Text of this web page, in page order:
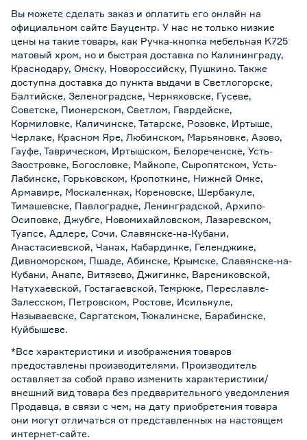
Вы можете сделать заказ и оплатить его онлайн на
официальном сайте Бауцентр. У нас не только низкие
цены на такие товары, как Ручка-кнопка мебельная K725
матовый хром, но и быстрая доставка по Калининграду,
Краснодару, Омску, Новороссийску, Пушкино. Также
доступна доставка до пункта выдачи в Светлогорске,
Балтийске, Зеленоградске, Черняховске, Гусеве,
Советске, Пионерском, Светлом, Гвардейске,
Кормиловке, Каличинске, Татарске, Розовке, Иртыше,
Черлаке, Красном Яре, Любинском, Марьяновке, Азово,
Гауфе, Таврическом, Иртышском, Белореченске, Усть-
Заостровке, Богословке, Майкопе, Сыропятском, Усть-
Лабинске, Горьковском, Кропоткине, Нижней Омке,
Армавире, Москаленках, Кореновске, Шербакуле,
Тимашевске, Павлоградке, Ленинградской, Архипо-
Осиповке, Джубге, Новомихайловском, Лазаревском,
Туапсе, Адлере, Сочи, Славянске-на-Кубани,
Анастасиевской, Чанах, Кабардинке, Геленджике,
Дивноморском, Пшаде, Абинске, Крымске, Славянске-на-
Кубани, Анапе, Витязево, Джигинке, Варениковской,
Натухаевской, Гостагаевской, Темрюке, Переславле-
Залесском, Петровском, Ростове, Исилькуле,
Называевске, Саргатском, Тюкалинске, Барабинске,
Куйбышеве.
*Все характеристики и изображения товаров
предоставлены производителями. Производитель
оставляет за собой право изменить характеристики/
внешний вид товара без предварительного уведомления
Продавца, в связи с чем, на дату приобретения товара
они могут отличаться от представленных на настоящем
интернет-сайте.